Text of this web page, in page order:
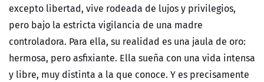
excepto libertad, vive rodeada de lujos y privilegios,
pero bajo la estricta vigilancia de una madre
controladora. Para ella, su realidad es una jaula de oro:
hermosa, pero asfixiante. Ella sueña con una vida intensa
y libre, muy distinta a la que conoce. Y es precisamente